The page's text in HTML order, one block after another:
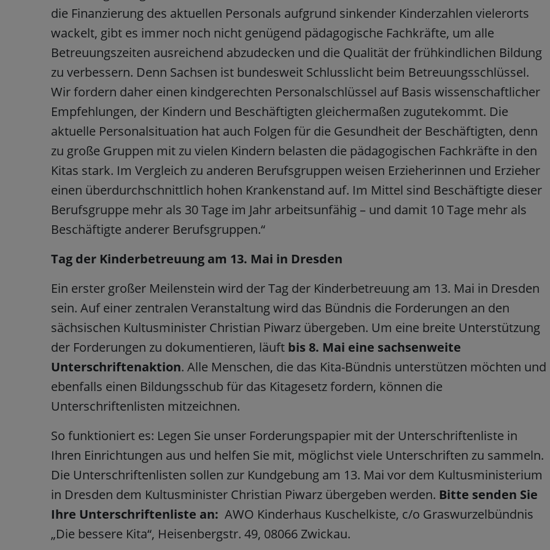
die Finanzierung des aktuellen Personals aufgrund sinkender Kinderzahlen vielerorts
wackelt, gibt es immer noch nicht genügend pädagogische Fachkräfte, um alle
Betreuungszeiten ausreichend abzudecken und die Qualität der frühkindlichen Bildung
zu verbessern. Denn Sachsen ist bundesweit Schlusslicht beim Betreuungsschlüssel.
Wir fordern daher einen kindgerechten Personalschlüssel auf Basis wissenschaftlicher
Empfehlungen, der Kindern und Beschäftigten gleichermaßen zugutekommt. Die
aktuelle Personalsituation hat auch Folgen für die Gesundheit der Beschäftigten, denn
zu große Gruppen mit zu vielen Kindern belasten die pädagogischen Fachkräfte in den
Kitas stark. Im Vergleich zu anderen Berufsgruppen weisen Erzieherinnen und Erzieher
einen überdurchschnittlich hohen Krankenstand auf. Im Mittel sind Beschäftigte dieser
Berufsgruppe mehr als 30 Tage im Jahr arbeitsunfähig – und damit 10 Tage mehr als
Beschäftigte anderer Berufsgruppen.“
Tag der Kinderbetreuung am 13. Mai in Dresden
Ein erster großer Meilenstein wird der Tag der Kinderbetreuung am 13. Mai in Dresden
sein. Auf einer zentralen Veranstaltung wird das Bündnis die Forderungen an den
sächsischen Kultusminister Christian Piwarz übergeben. Um eine breite Unterstützung
der Forderungen zu dokumentieren, läuft bis 8. Mai eine sachsenweite
Unterschriftenaktion. Alle Menschen, die das Kita-Bündnis unterstützen möchten und
ebenfalls einen Bildungsschub für das Kitagesetz fordern, können die
Unterschriftenlisten mitzeichnen.
So funktioniert es: Legen Sie unser Forderungspapier mit der Unterschriftenliste in
Ihren Einrichtungen aus und helfen Sie mit, möglichst viele Unterschriften zu sammeln.
Die Unterschriftenlisten sollen zur Kundgebung am 13. Mai vor dem Kultusministerium
in Dresden dem Kultusminister Christian Piwarz übergeben werden. Bitte senden Sie
Ihre Unterschriftenliste an: AWO Kinderhaus Kuschelkiste, c/o Graswurzelbündnis
„Die bessere Kita“, Heisenbergstr. 49, 08066 Zwickau.